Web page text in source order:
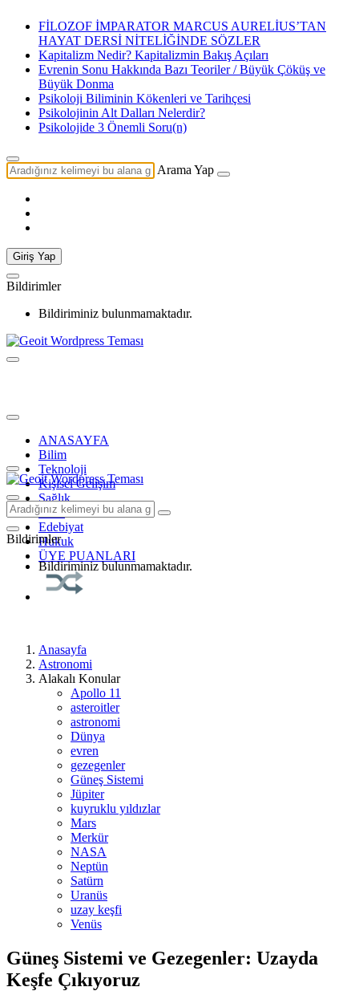
FİLOZOF İMPARATOR MARCUS AURELİUS’TAN
HAYAT DERSİ NİTELİĞİNDE SÖZLER
Kapitalizm Nedir? Kapitalizmin Bakış Açıları
Evrenin Sonu Hakkında Bazı Teoriler / Büyük Çöküş ve
Büyük Donma
Psikoloji Biliminin Kökenleri ve Tarihçesi
Psikolojinin Alt Dalları Nelerdir?
Psikolojide 3 Önemli Soru(n)
Arama Yap
Giriş Yap
Bildirimler
Bildiriminiz bulunmamaktadır.
ANASAYFA
Bilim
Teknoloji
Kişisel Gelişim
Sağlık
Tarih
Edebiyat
Hukuk
ÜYE PUANLARI
Bildirimler
Bildiriminiz bulunmamaktadır.
Anasayfa
Astronomi
Alakalı Konular
Apollo 11
asteroitler
astronomi
Dünya
evren
gezegenler
Güneş Sistemi
Jüpiter
kuyruklu yıldızlar
Mars
Merkür
NASA
Neptün
Satürn
Uranüs
uzay keşfi
Venüs
Güneş Sistemi ve Gezegenler: Uzayda
Keşfe Çıkıyoruz